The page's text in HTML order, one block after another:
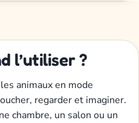
l’utiliser ?
animaux en mode
regarder et imaginer.
chambre, un salon ou un